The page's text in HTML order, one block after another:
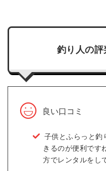
釣り人の評
良い口コミ
子供とふらっと釣
きるのが便利です
方でレンタルをし